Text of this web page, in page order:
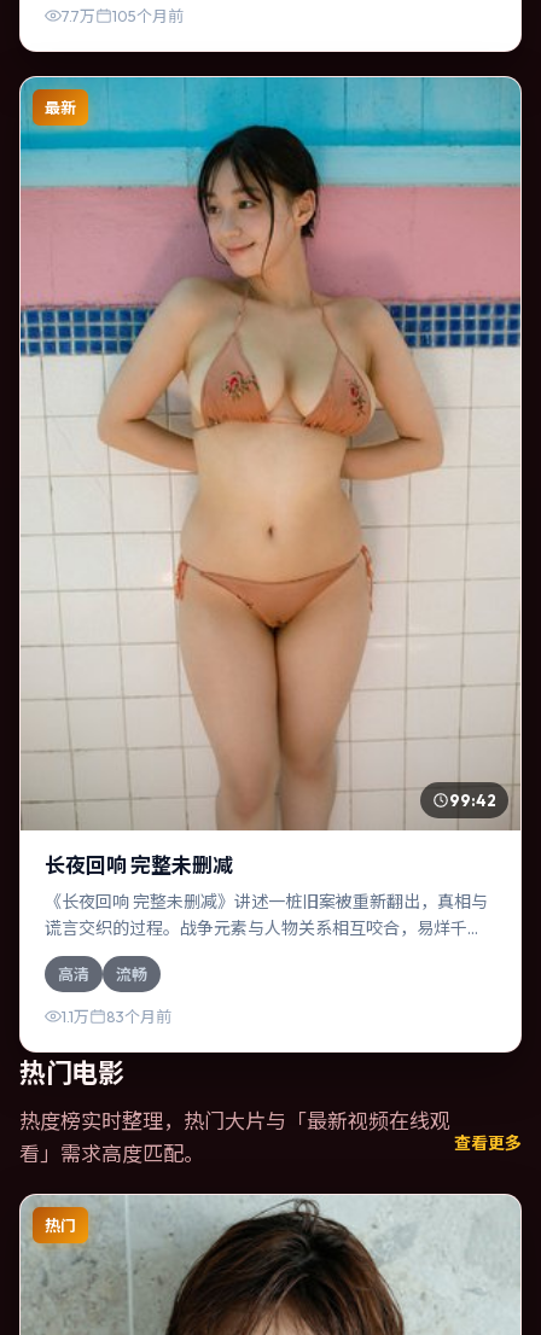
7.7万 105个月前
最新
99:42
长夜回响 完整未删减
《长夜回响 完整未删减》讲述一桩旧案被重新翻出，真相与
谎言交织的过程。战争元素与人物关系相互咬合，易烊千
玺、周冬雨的对手戏尤为出彩。导演斯皮尔伯格善于在长镜
头中积蓄张力，本片亦在日本实地取景，增强真实质感。
高清 流畅
1.1万 83个月前
热门电影
热度榜实时整理，热门大片与「最新视频在线观
看 」需求高度匹配。 查看更多
热门